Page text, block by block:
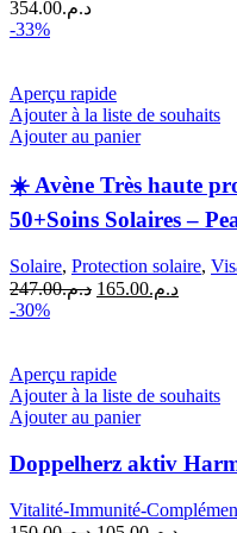
د.م.354.00
-33%
Aperçu rapide
Ajouter à la liste de souhaits
Ajouter au panier
☀️ Avène Très haute
50+Soins Solaires –
Solaire, Protection solaire,
د.م.247.00
Le
د.م.165.00
Le
-30%
Aperçu rapide
Ajouter à la liste de souhaits
Ajouter au panier
Doppelherz aktiv
Vitalité-Immunité-